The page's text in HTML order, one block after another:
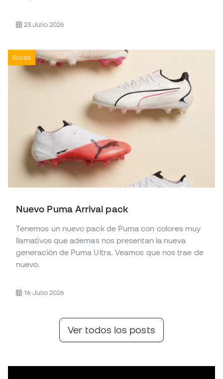
23 Julio 2026
Botas
Nuevo Puma Arrival pack
Tenemos un nuevo pack de Puma con colores muy
llamativos que ademas nos presentan la nueva
generación de Puma Ultra. Veamos que nos trae de
nuevo.
16 Julio 2026
Ver todos los posts